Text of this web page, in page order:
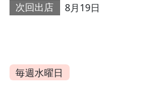
次回出店
8月19日
毎週水曜日